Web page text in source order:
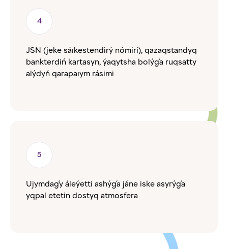
JSN (jeke sáıkestendirý nómiri), qazaqstandyq
bankterdiń kartasyn, ýaqytsha bolýǵa ruqsatty
alýdyń qarapaıym rásimi
Ujymdaǵy áleýetti ashýǵa jáne iske asyrýǵa
yqpal etetin dostyq atmosfera